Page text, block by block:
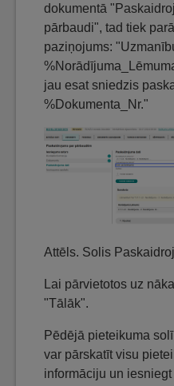
dokumentā
pārbaudi", tad tiek
paziņojums:
jau esat sniedzis
%Dokumenta_Nr."
Attēls. Solis
Lai pārvietotos uz
"Tālāk".
Pēdējā pieteikuma
var pārskatīt visu
informāciju un